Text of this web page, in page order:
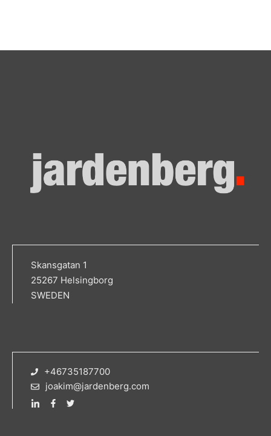
Skansgatan 1
25267 Helsingborg
SWEDEN
+46735187700
joakim@jardenberg.com